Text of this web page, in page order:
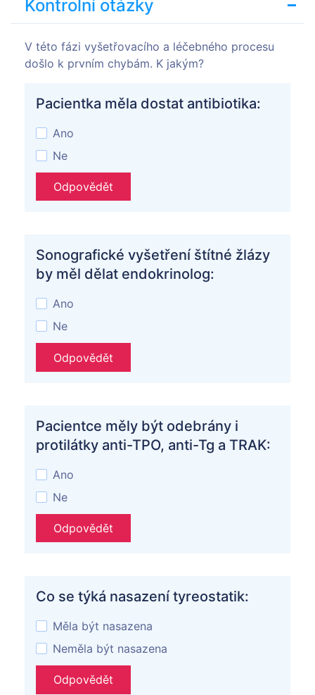
Kontrolní otázky
V této fázi vyšetřovacího a léčebného procesu
došlo k prvním chybám. K jakým?
Pacientka měla dostat antibiotika:
Ano
Ne
Odpovědět
Sonografické vyšetření štítné žlázy
by měl dělat endokrinolog:
Ano
Ne
Odpovědět
Pacientce měly být odebrány i
protilátky anti-TPO, anti-Tg a TRAK:
Ano
Ne
Odpovědět
Co se týká nasazení tyreostatik:
Měla být nasazena
Neměla být nasazena
Odpovědět